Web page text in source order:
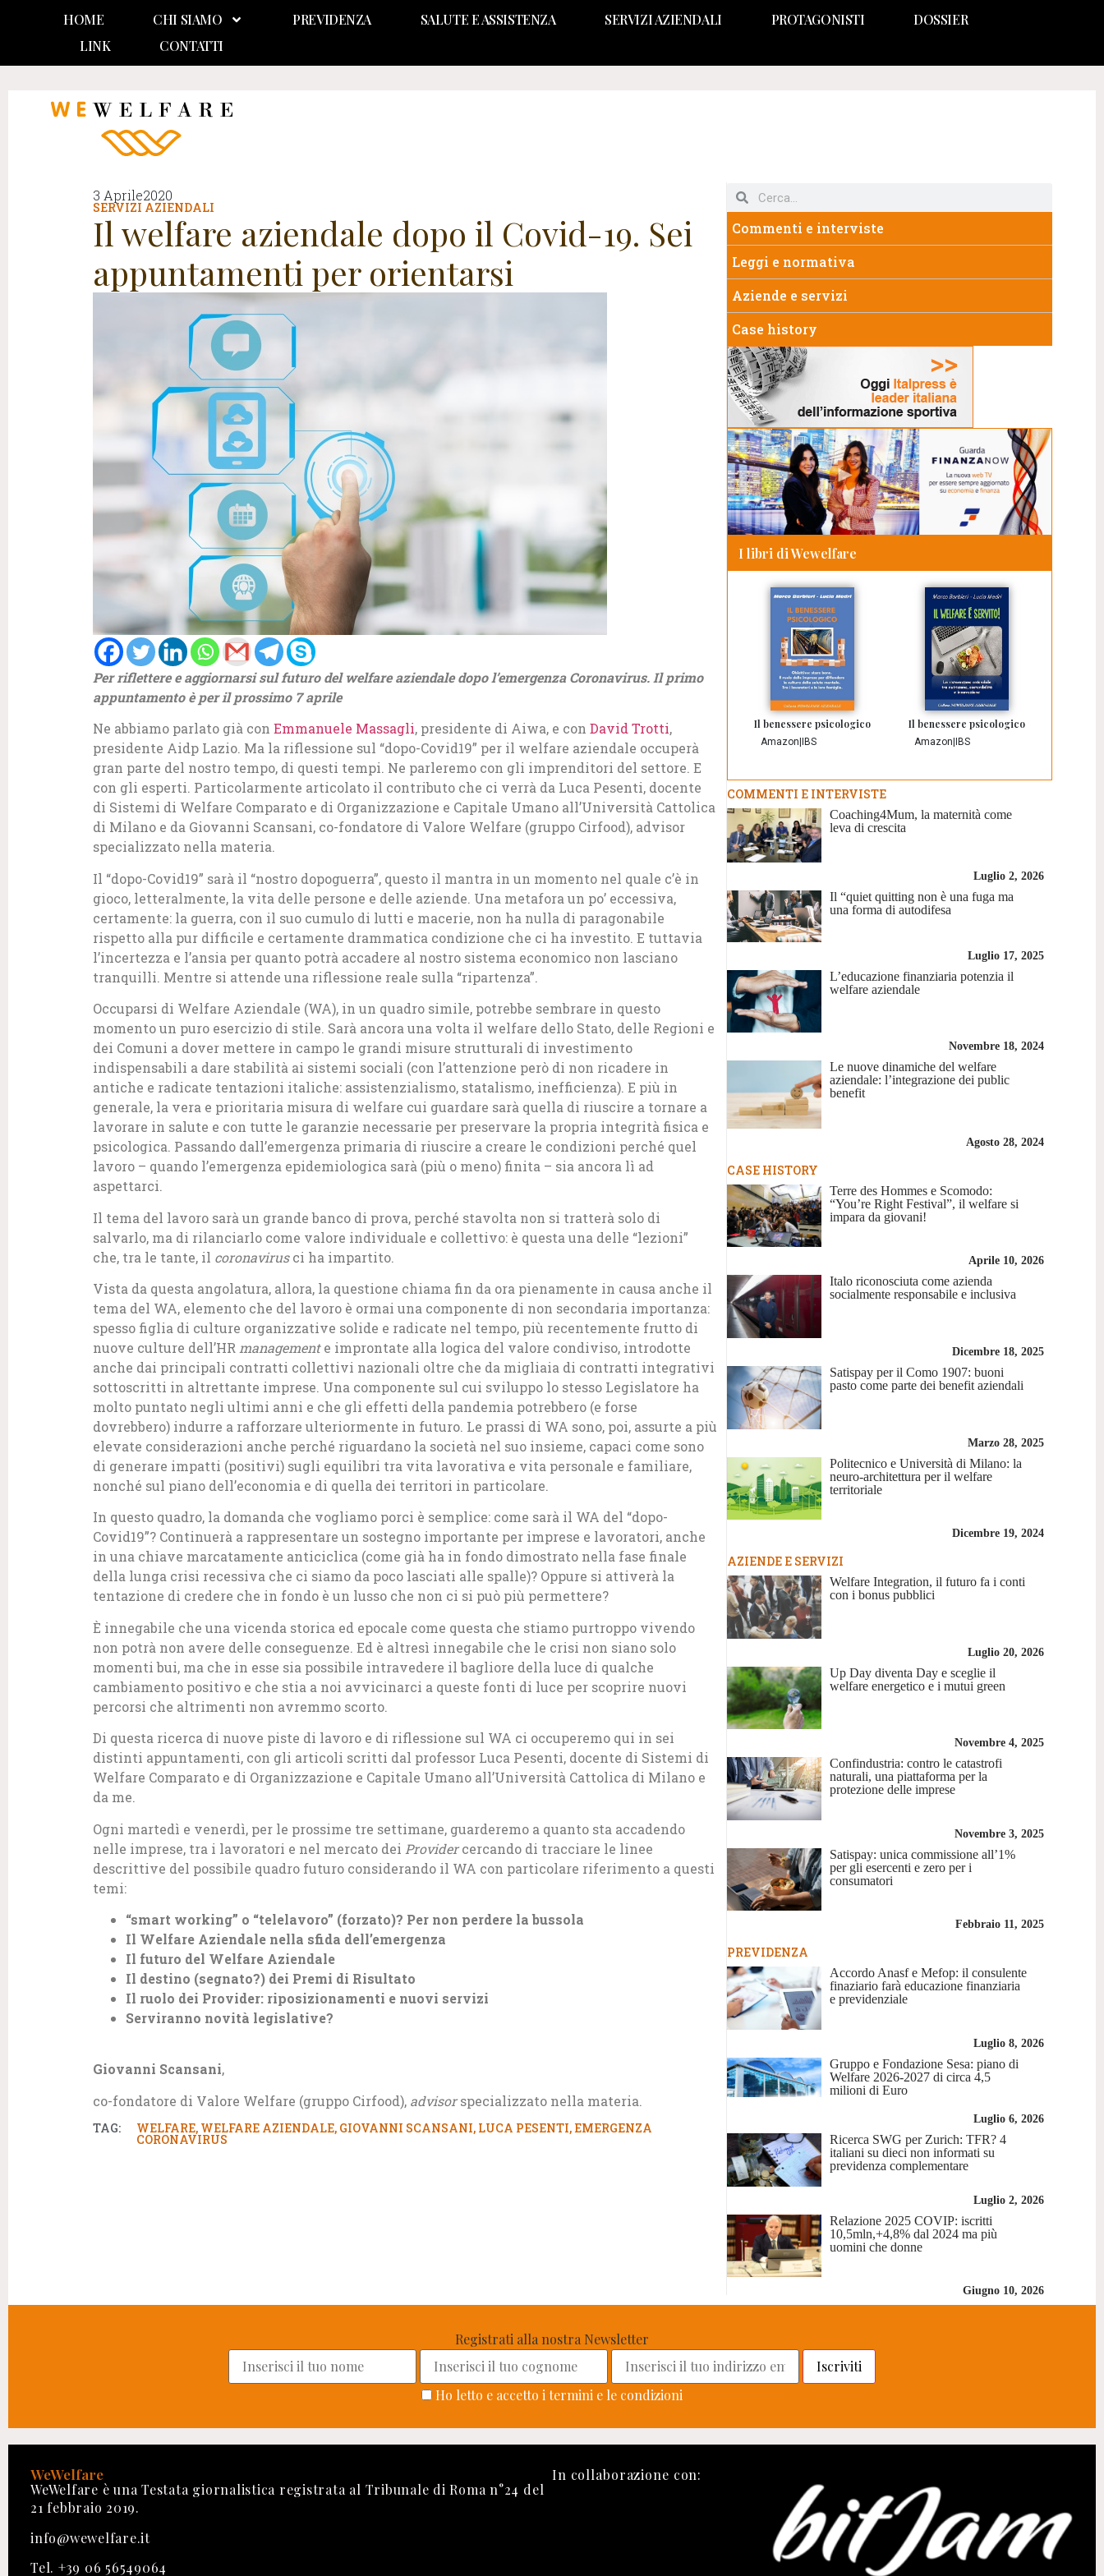
HOME CHI SIAMO PREVIDENZA SALUTE E ASSISTENZA SERVIZI AZIENDALI PROTAGONISTI
DOSSIER
LINK
CONTATTI
3 Aprile2020
SERVIZI AZIENDALI
Il welfare aziendale dopo il Covid-19. Sei
appuntamenti per orientarsi
Per riflettere e aggiornarsi sul futuro del welfare aziendale dopo l’emergenza Coronavirus. Il primo
appuntamento è per il prossimo 7 aprile
Ne abbiamo parlato già con Emmanuele Massagli, presidente di Aiwa, e con David Trotti,
presidente Aidp Lazio. Ma la riflessione sul “dopo-Covid19” per il welfare aziendale occuperà
gran parte del nostro tempo, di questi tempi. Ne parleremo con gli imprenditori del settore. E
con gli esperti. Particolarmente articolato il contributo che ci verrà da Luca Pesenti, docente
di Sistemi di Welfare Comparato e di Organizzazione e Capitale Umano all’Università Cattolica
di Milano e da Giovanni Scansani, co-fondatore di Valore Welfare (gruppo Cirfood), advisor
specializzato nella materia.
Il “dopo-Covid19” sarà il “nostro dopoguerra”, questo il mantra in un momento nel quale c’è in
gioco, letteralmente, la vita delle persone e delle aziende. Una metafora un po’ eccessiva,
certamente: la guerra, con il suo cumulo di lutti e macerie, non ha nulla di paragonabile
rispetto alla pur difficile e certamente drammatica condizione che ci ha investito. E tuttavia
l’incertezza e l’ansia per quanto potrà accadere al nostro sistema economico non lasciano
tranquilli. Mentre si attende una riflessione reale sulla “ripartenza”.
Occuparsi di Welfare Aziendale (WA), in un quadro simile, potrebbe sembrare in questo
momento un puro esercizio di stile. Sarà ancora una volta il welfare dello Stato, delle Regioni e
dei Comuni a dover mettere in campo le grandi misure strutturali di investimento
indispensabili a dare stabilità ai sistemi sociali (con l’attenzione però di non ricadere in
antiche e radicate tentazioni italiche: assistenzialismo, statalismo, inefficienza). E più in
generale, la vera e prioritaria misura di welfare cui guardare sarà quella di riuscire a tornare a
lavorare in salute e con tutte le garanzie necessarie per preservare la propria integrità fisica e
psicologica. Passando dall’emergenza primaria di riuscire a creare le condizioni perché quel
lavoro – quando l’emergenza epidemiologica sarà (più o meno) finita – sia ancora lì ad
aspettarci.
Il tema del lavoro sarà un grande banco di prova, perché stavolta non si tratterà solo di
salvarlo, ma di rilanciarlo come valore individuale e collettivo: è questa una delle “lezioni”
che, tra le tante, il coronavirusci ha impartito.
Vista da questa angolatura, allora, la questione chiama fin da ora pienamente in causa anche il
tema del WA, elemento che del lavoro è ormai una componente di non secondaria importanza:
spesso figlia di culture organizzative solide e radicate nel tempo, più recentemente frutto di
nuove culture dell’HR managemente improntate alla logica del valore condiviso, introdotte
anche dai principali contratti collettivi nazionali oltre che da migliaia di contratti integrativi
sottoscritti in altrettante imprese. Una componente sul cui sviluppo lo stesso Legislatore ha
molto puntato negli ultimi anni e che gli effetti della pandemia potrebbero (e forse
dovrebbero) indurre a rafforzare ulteriormente in futuro. Le prassi di WA sono, poi, assurte a più
elevate considerazioni anche perché riguardano la società nel suo insieme, capaci come sono
di generare impatti (positivi) sugli equilibri tra vita lavorativa e vita personale e familiare,
nonché sul piano dell’economia e di quella dei territori in particolare.
In questo quadro, la domanda che vogliamo porci è semplice: come sarà il WA del “dopo-
Covid19”? Continuerà a rappresentare un sostegno importante per imprese e lavoratori, anche
in una chiave marcatamente anticiclica (come già ha in fondo dimostrato nella fase finale
della lunga crisi recessiva che ci siamo da poco lasciati alle spalle)? Oppure si attiverà la
tentazione di credere che in fondo è un lusso che non ci si può più permettere?
È innegabile che una vicenda storica ed epocale come questa che stiamo purtroppo vivendo
non potrà non avere delle conseguenze. Ed è altresì innegabile che le crisi non siano solo
momenti bui, ma che in esse sia possibile intravedere il bagliore della luce di qualche
cambiamento positivo e che stia a noi avvicinarci a queste fonti di luce per scoprire nuovi
percorsi che altrimenti non avremmo scorto.
Di questa ricerca di nuove piste di lavoro e di riflessione sul WA ci occuperemo qui in sei
distinti appuntamenti, con gli articoli scritti dal professor Luca Pesenti, docente di Sistemi di
Welfare Comparato e di Organizzazione e Capitale Umano all’Università Cattolica di Milano e
da me.
Ogni martedì e venerdì, per le prossime tre settimane, guarderemo a quanto sta accadendo
nelle imprese, tra i lavoratori e nel mercato dei Providercercando di tracciare le linee
descrittive del possibile quadro futuro considerando il WA con particolare riferimento a questi
temi:
“smart working” o “telelavoro” (forzato)? Per non perdere la bussola
Il Welfare Aziendale nella sfida dell’emergenza
Il futuro del Welfare Aziendale
Il destino (segnato?) dei Premi di Risultato
Il ruolo dei Provider: riposizionamenti e nuovi servizi
Serviranno novità legislative?
Giovanni Scansani,
co-fondatore di Valore Welfare (gruppo Cirfood), advisorspecializzato nella materia.
TAG: WELFARE, WELFARE AZIENDALE, GIOVANNI SCANSANI, LUCA PESENTI, EMERGENZA
CORONAVIRUS
Commenti e interviste
Leggi e normativa
Aziende e servizi
Case history
I libri di Wewelfare
Il benessere psicologico
Amazon IBS
Il benessere psicologico
Amazon IBS
COMMENTI E INTERVISTE
Coaching4Mum, la maternità come
leva di crescita
Luglio 2, 2026
Il “quiet quitting non è una fuga ma
una forma di autodifesa
Luglio 17, 2025
L’educazione finanziaria potenzia il
welfare aziendale
Novembre 18, 2024
Le nuove dinamiche del welfare
aziendale: l’integrazione dei public
benefit
Agosto 28, 2024
CASE HISTORY
Terre des Hommes e Scomodo:
“You’re Right Festival”, il welfare si
impara da giovani!
Aprile 10, 2026
Italo riconosciuta come azienda
socialmente responsabile e inclusiva
Dicembre 18, 2025
Satispay per il Como 1907: buoni
pasto come parte dei benefit aziendali
Marzo 28, 2025
Politecnico e Università di Milano: la
neuro-architettura per il welfare
territoriale
Dicembre 19, 2024
AZIENDE E SERVIZI
Welfare Integration, il futuro fa i conti
con i bonus pubblici
Luglio 20, 2026
Up Day diventa Day e sceglie il
welfare energetico e i mutui green
Novembre 4, 2025
Confindustria: contro le catastrofi
naturali, una piattaforma per la
protezione delle imprese
Novembre 3, 2025
Satispay: unica commissione all’1%
per gli esercenti e zero per i
consumatori
Febbraio 11, 2025
PREVIDENZA
Accordo Anasf e Mefop: il consulente
finaziario farà educazione finanziaria
e previdenziale
Luglio 8, 2026
Gruppo e Fondazione Sesa: piano di
Welfare 2026-2027 di circa 4,5
milioni di Euro
Luglio 6, 2026
Ricerca SWG per Zurich: TFR? 4
italiani su dieci non informati su
previdenza complementare
Luglio 2, 2026
Relazione 2025 COVIP: iscritti
10,5mln,+4,8% dal 2024 ma più
uomini che donne
Giugno 10, 2026
Registrati alla nostra Newsletter
Ho letto e accetto i termini e le condizioni
WeWelfare
WeWelfare è una Testata giornalistica registrata al Tribunale di Roma n°24 del
21 febbraio 2019.
info@wewelfare.it
Tel. +39 06 56549064
In collaborazione con: